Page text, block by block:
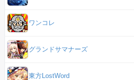
ワンコレ
グランドサマナーズ
東方LostWord